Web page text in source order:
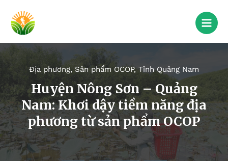
Địa phương, Sản phẩm OCOP,Tỉnh Quảng Nam
Huyện Nông Sơn – Quảng
Nam: Khơi dậy tiềm năng địa
phương từ sản phẩm OCOP